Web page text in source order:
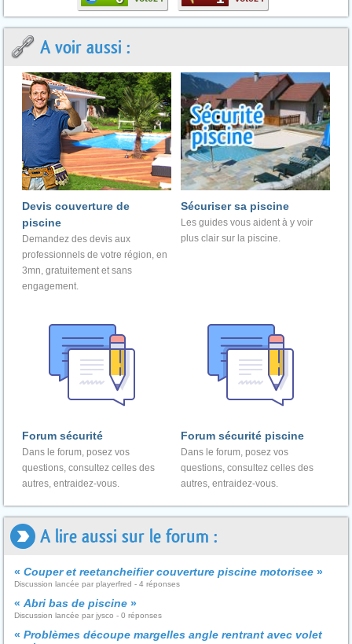
A voir aussi :
Devis couverture de
piscine
Demandez des devis aux
professionnels de votre région, en
3mn, gratuitement et sans
engagement.
Sécuriser sa piscine
Les guides vous aident à y voir
plus clair sur la piscine.
Forum sécurité
Dans le forum, posez vos
questions, consultez celles des
autres, entraidez-vous.
Forum sécurité piscine
Dans le forum, posez vos
questions, consultez celles des
autres, entraidez-vous.
A lire aussi sur le forum :
« Couper et reetancheifier couverture piscine motorisee »
Discussion lancée par playerfred - 4 réponses
« Abri bas de piscine »
Discussion lancée par jysco - 0 réponses
« Problèmes découpe margelles angle rentrant avec volet